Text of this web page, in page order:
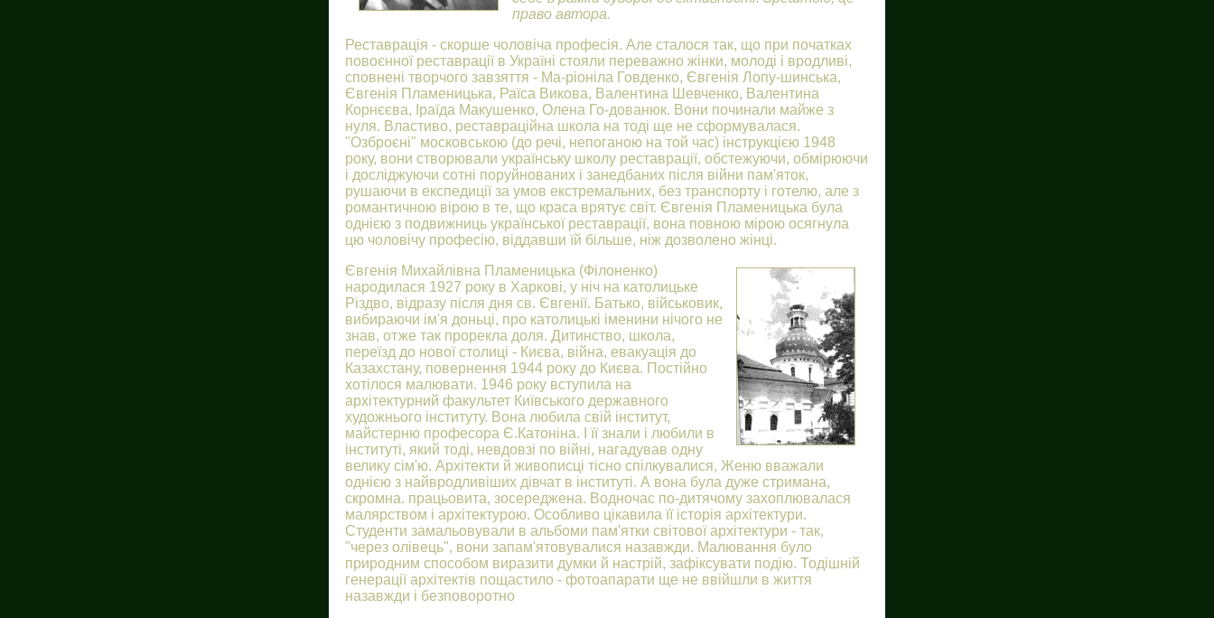
право автора.
Реставрація - скорше чоловіча професія. Але сталося так, що при початках
повоєнної реставрації в Україні стояли переважно жінки, молоді і вродливі,
сповнені творчого завзяття - Ма-ріоніла Говденко, Євгенія Лопу-шинська,
Євгенія Пламеницька, Раїса Викова, Валентина Шевченко, Валентина
Корнєєва, Іраїда Макушенко, Олена Го-дованюк. Вони починали майже з
нуля. Властиво, реставраційна школа на тоді ще не сформувалася.
"Озброєні" московською (до речі, непоганою на той час) інструкцією 1948
року, вони створювали українську школу реставрації, обстежуючи, обмірюючи
і досліджуючи сотні поруйнованих і занедбаних після війни пам'яток,
рушаючи в експедиції за умов екстремальних, без транспорту і готелю, але з
романтичною вірою в те, що краса врятує світ. Євгенія Пламеницька була
однією з подвижниць української реставрації, вона повною мірою осягнула
цю чоловічу професію, віддавши їй більше, ніж дозволено жінці.
Євгенія Михайлівна Пламеницька (Філоненко)
народилася 1927 року в Харкові, у ніч на католицьке
Різдво, відразу після дня св. Євгенії. Батько, військовик,
вибираючи ім'я доньці, про католицькі іменини нічого не
знав, отже так прорекла доля. Дитинство, школа,
переїзд до нової столиці - Києва, війна, евакуація до
Казахстану, повернення 1944 року до Києва. Постійно
хотілося малювати. 1946 року вступила на
архітектурний факультет Київського державного
художнього інституту. Вона любила свій інститут,
майстерню професора Є.Катоніна. І її знали і любили в
інституті, який тоді, невдовзі по війні, нагадував одну
велику сім'ю. Архітекти й живописці тісно спілкувалися, Женю вважали
однією з найвродливіших дівчат в інституті. А вона була дуже стримана,
скромна. працьовита, зосереджена. Водночас по-дитячому захоплювалася
малярством і архітектурою. Особливо цікавила її історія архітектури.
Студенти замальовували в альбоми пам'ятки світової архітектури - так,
"через олівець", вони запам'ятовувалися назавжди. Малювання було
природним способом виразити думки й настрій, зафіксувати подію. Тодішній
генерації архітектів пощастило - фотоапарати ще не ввійшли в життя
назавжди і безповоротно